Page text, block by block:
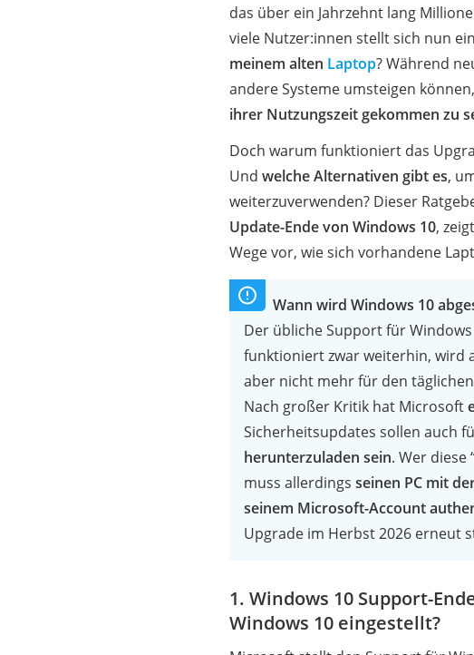
Gaming-Headset
Schnurloses Telefon
Tablets unter 200 Euro
Ladekabel Typ 2 Schuko
Lichtwecker
Acer Aspire
Service
das über ein Jahrzehnt lang
viele Nutzer:innen stellt sich nun
meinem alten Laptop? Während
andere Systeme umsteigen
ihrer Nutzungszeit gekommen zu
Doch warum funktioniert das
Und welche Alternativen gibt es,
weiterzuverwenden? Dieser
Update-Ende von Windows 10,
Wege vor, wie sich vorhandene
Wann wird Windows 10
Der übliche Support für
funktioniert zwar weiterhin, wird
aber nicht mehr für den
Nach großer Kritik hat Microsoft
Sicherheitsupdates sollen auch
herunterzuladen sein. Wer diese
muss allerdings seinen PC mit
seinem Microsoft-Account
Upgrade im Herbst 2026 erneut
1. Windows 10 Support-
Windows 10 eingestellt?